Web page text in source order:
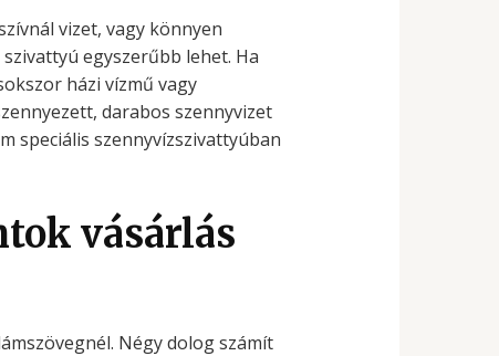
vizet, vagy könnyen
egyszerűbb lehet. Ha
házi vízmű vagy
darabos szennyvizet
speciális szennyvízszivattyúban
vásárlás
Négy dolog számít